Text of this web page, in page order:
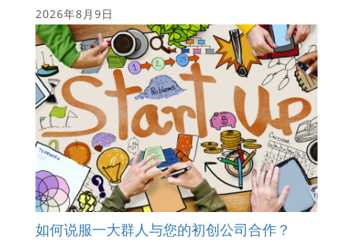
2026年8月9日
如何说服一大群人与您的初创公司合作？